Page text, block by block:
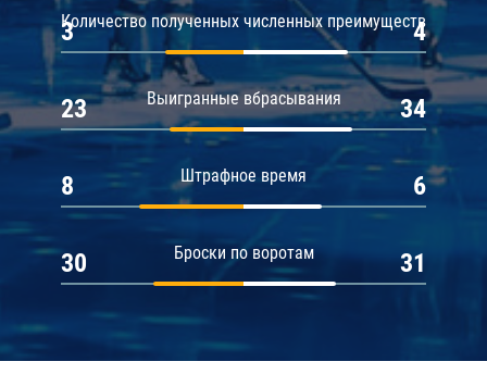
Количество полученных численных преимуществ
3 4
Выигранные вбрасывания
23 34
Штрафное время
8 6
Броски по воротам
30 31